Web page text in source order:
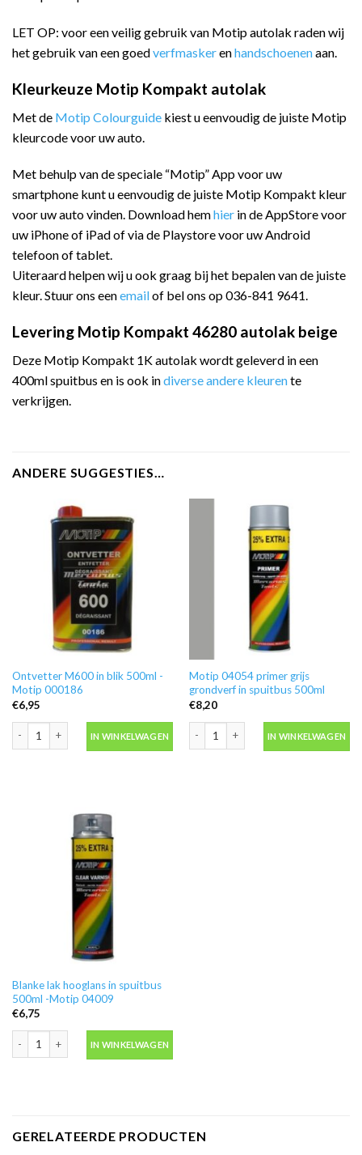
LET OP: voor een veilig gebruik van Motip autolak raden wij
het gebruik van een goedverfmaskerenhandschoenenaan.
Kleurkeuze Motip Kompakt autolak
Met de Motip Colourguide kiest u eenvoudig de juiste Motip
kleurcode voor uw auto.
Met behulp van de speciale “Motip” App voor uw
smartphone kunt u eenvoudig de juiste Motip Kompakt kleur
voor uw auto vinden. Download hemhier in de AppStore voor
uw iPhone of iPad of via de Playstore voor uw Android
telefoon of tablet.
Uiteraard helpen wij u ook graag bij het bepalen van de juiste
kleur. Stuur ons eenemailof bel ons op 036-841 9641.
Levering Motip Kompakt 46280 autolak beige
Deze Motip Kompakt 1K autolak wordt geleverd in een
400ml spuitbus en is ook indiverse andere kleurente
verkrijgen.
ANDERE SUGGESTIES…
Ontvetter M600 in blik 500ml -
Motip 000186
€6,95
IN WINKELWAGEN
Motip 04054 primer grijs
grondverf in spuitbus 500ml
€8,20
IN WINKELWAGEN
Blanke lak hooglans in spuitbus
500ml -Motip 04009
€6,75
Blanke lak hooglans in spuitbus 500ml -Motip 04009 aantal
IN WINKELWAGEN
GERELATEERDE PRODUCTEN